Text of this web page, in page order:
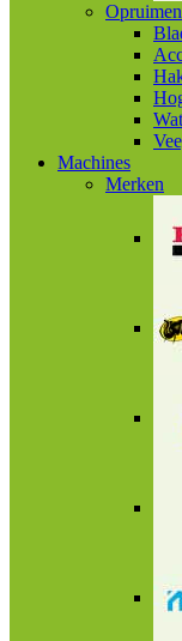
Opruimen
Machines
Merken